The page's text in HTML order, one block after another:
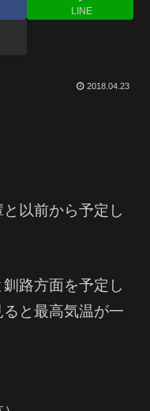
LINE
2018.04.23
以前から予定し
路方面を予定し
と最高気温が一